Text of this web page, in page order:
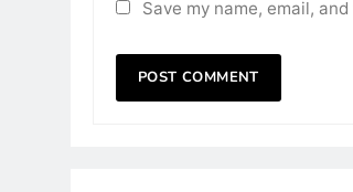
Save my name, email,